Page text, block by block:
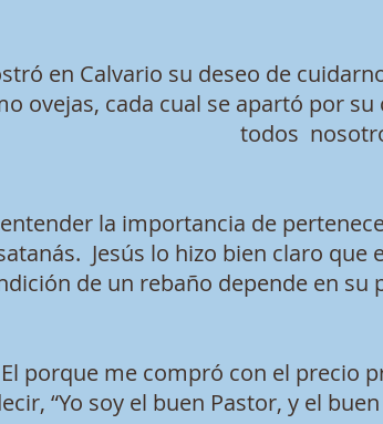
en Calvario su deseo de
ovejas, cada cual se apartó por
todos
la importancia de
Jesús lo hizo bien claro
de un rebaño depende en
porque me compró con el precio
“Yo soy el buen Pastor, y el